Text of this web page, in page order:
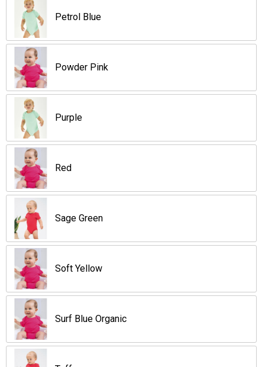
Petrol Blue
Powder Pink
Purple
Red
Sage Green
Soft Yellow
Surf Blue Organic